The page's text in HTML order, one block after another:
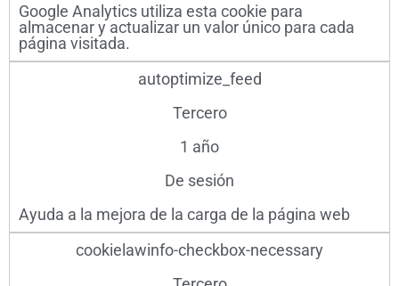
Google Analytics utiliza esta cookie para
almacenar y actualizar un valor único para cada
página visitada.
autoptimize_feed
Tercero
1 año
De sesión
Ayuda a la mejora de la carga de la página web
cookielawinfo-checkbox-necessary